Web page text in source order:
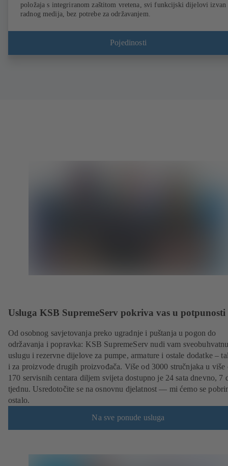
položaja s integriranom zaštitom vretena, svi funkcijski dijelovi izvan
radnog medija, bez potrebe za održavanjem.
Pojedinosti
Usluga KSB SupremeServ pokriva vas u potpunosti
Od osobnog savjetovanja preko ugradnje i puštanja u pogon do
održavanja i popravka: KSB SupremeServ nudi vam
uslugu i rezervne dijelove za pumpe, armature i ostale dodatke –
i za proizvode drugih proizvođača. Više od 3000 stručnjaka u više
170 servisnih centara diljem svijeta dostupno je 24 sata dnevno, 7
tjednu. Usredotočite se na osnovnu djelatnost — mi ćemo se
ostalo.
Na sve ponude usluga